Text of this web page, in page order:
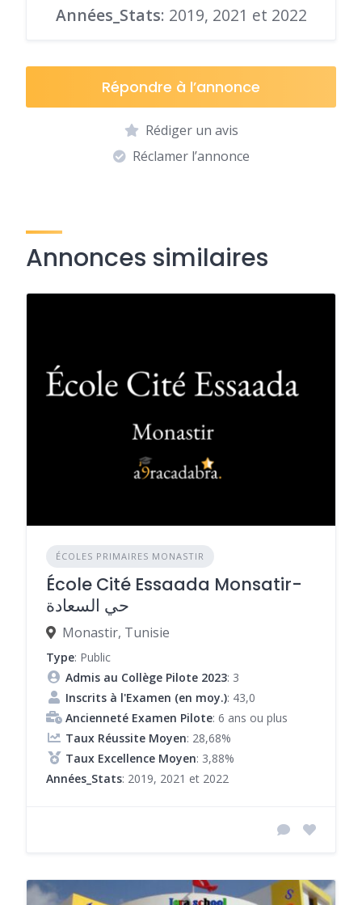
Années_Stats: 2019, 2021 et 2022
Répondre à l’annonce
Rédiger un avis
Réclamer l’annonce
Annonces similaires
ÉCOLES PRIMAIRES MONASTIR
École Cité Essaada Monsatir-
حي السعادة
Monastir, Tunisie
Type: Public
Admis au Collège Pilote 2023: 3
Inscrits à l'Examen (en moy.): 43,0
Ancienneté Examen Pilote: 6 ans ou plus
Taux Réussite Moyen: 28,68%
Taux Excellence Moyen: 3,88%
Années_Stats: 2019, 2021 et 2022